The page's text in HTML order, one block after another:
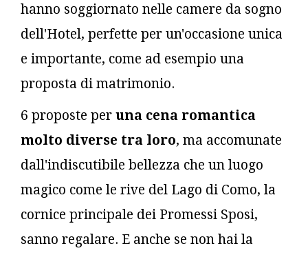
hanno soggiornato nelle camere da sogno
dell'Hotel, perfette per un'occasione unica
e importante, come ad esempio una
proposta di matrimonio.
6 proposte per una cena romantica
molto diverse tra loro, ma accomunate
dall'indiscutibile bellezza che un luogo
magico come le rive del Lago di Como, la
cornice principale dei Promessi Sposi,
sanno regalare. E anche se non hai la